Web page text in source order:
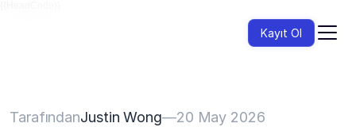
Kayıt Ol
TarafındanJustin Wong—20 May 2026